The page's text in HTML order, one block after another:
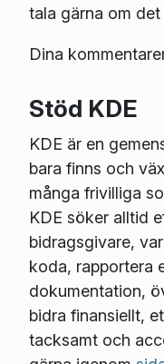
tala gärna om
Dina
Stöd KDE
KDE är en
bara finns och
många frivilliga
KDE söker alltid
bidragsgivare,
koda, rapportera
dokumentation,
bidra finansiellt,
tacksamt och